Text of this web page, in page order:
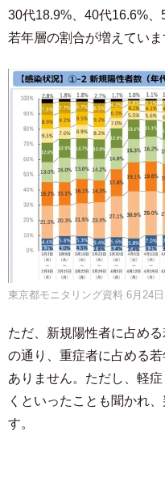
30代18.9%、40代16.6%、
若年層の割合が増えていま
東京都モニタリング資料 6月24日
ただ、新規陽性者に占め
の通り、重症者に占める
ありません。ただし、軽
くといったことも聞かれ
す。